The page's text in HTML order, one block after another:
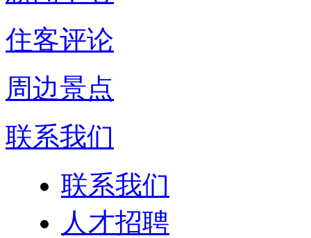
住客评论
周边景点
联系我们
联系我们
人才招聘